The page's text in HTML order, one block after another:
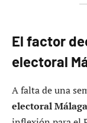
El factor
electoral
A falta de una
electoral